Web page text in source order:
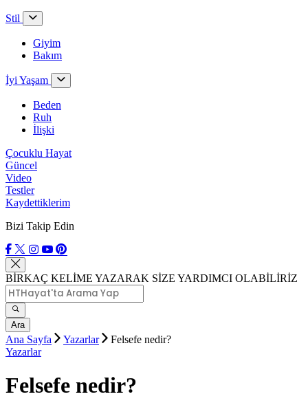
Stil
Giyim
Bakım
İyi Yaşam
Beden
Ruh
İlişki
Çocuklu Hayat
Güncel
Video
Testler
Kaydettiklerim
Bizi Takip Edin
BİRKAÇ KELİME YAZARAK SİZE YARDIMCI OLABİLİRİZ
Ara
Ana Sayfa Yazarlar
Felsefe nedir?
Yazarlar
Felsefe nedir?